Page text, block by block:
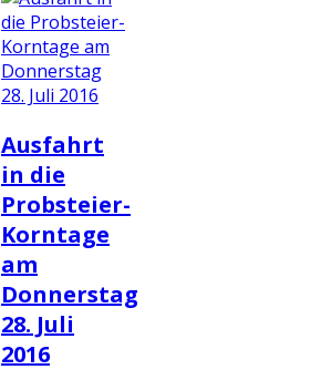
Ausfahrt
in die
Probsteier-
Korntage
am
Donnerstag
28. Juli
2016